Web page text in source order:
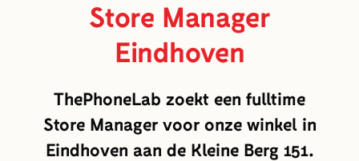
Store Manager
Eindhoven
ThePhoneLab zoekt een fulltime
Store Manager voor onze winkel in
Eindhoven aan de Kleine Berg 151.